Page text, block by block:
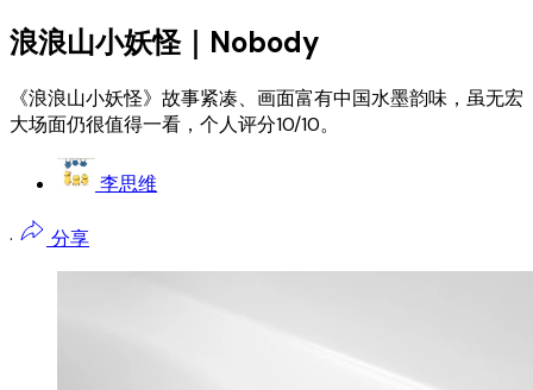
浪浪山小妖怪｜Nobody
《浪浪山小妖怪》故事紧凑、画面富有中国水墨韵味，虽无宏
大场面仍很值得一看，个人评分10/10。
李思维
· 分享